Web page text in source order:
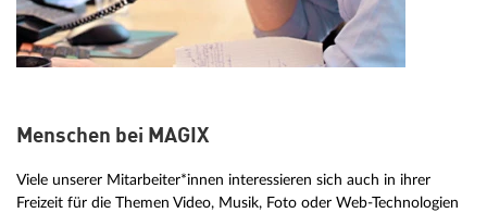
Menschen bei MAGIX
Viele unserer Mitarbeiter*innen interessieren sich auch in ihrer
Freizeit für die Themen Video, Musik, Foto oder Web-Technologien